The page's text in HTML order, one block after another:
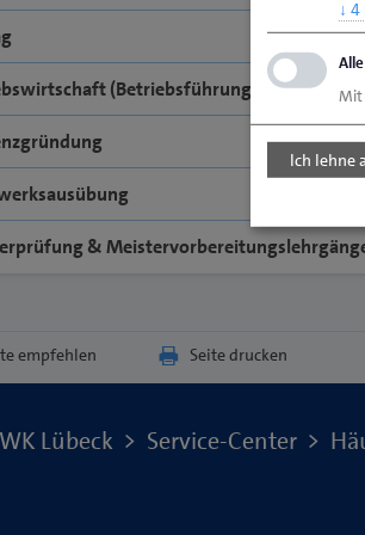
(Betriebsführung)
&
empfehlen Seite drucken
Lübeck Service-Center
↓ 4
Mit
Ich lehne